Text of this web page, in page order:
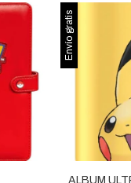
Envío gratis
ALBUM